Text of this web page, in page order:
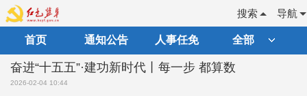
导航
搜索
首页 通知公告 人事任免 全部
奋进“十五五”·建功新时代丨每一步 都算数
2026-02-04 10:44